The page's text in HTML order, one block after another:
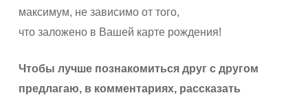
максимум, не зависимо от того,
что заложено в Вашей карте рождения!
Чтобы лучше познакомиться друг с другом
предлагаю, в комментариях, рассказать